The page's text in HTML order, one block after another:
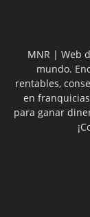
MNR | Web
mundo.
rentables,
en
para ganar